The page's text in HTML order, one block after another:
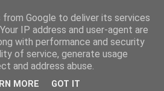
Google to deliver its services
IP address and user-agent are
with performance and security
of service, generate usage
and address abuse.
MORE GOT IT